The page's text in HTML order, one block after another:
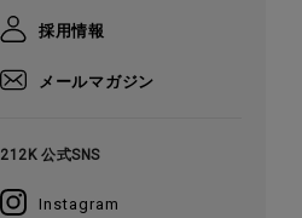
採用情報
メールマガジン
212K 公式SNS
Instagram